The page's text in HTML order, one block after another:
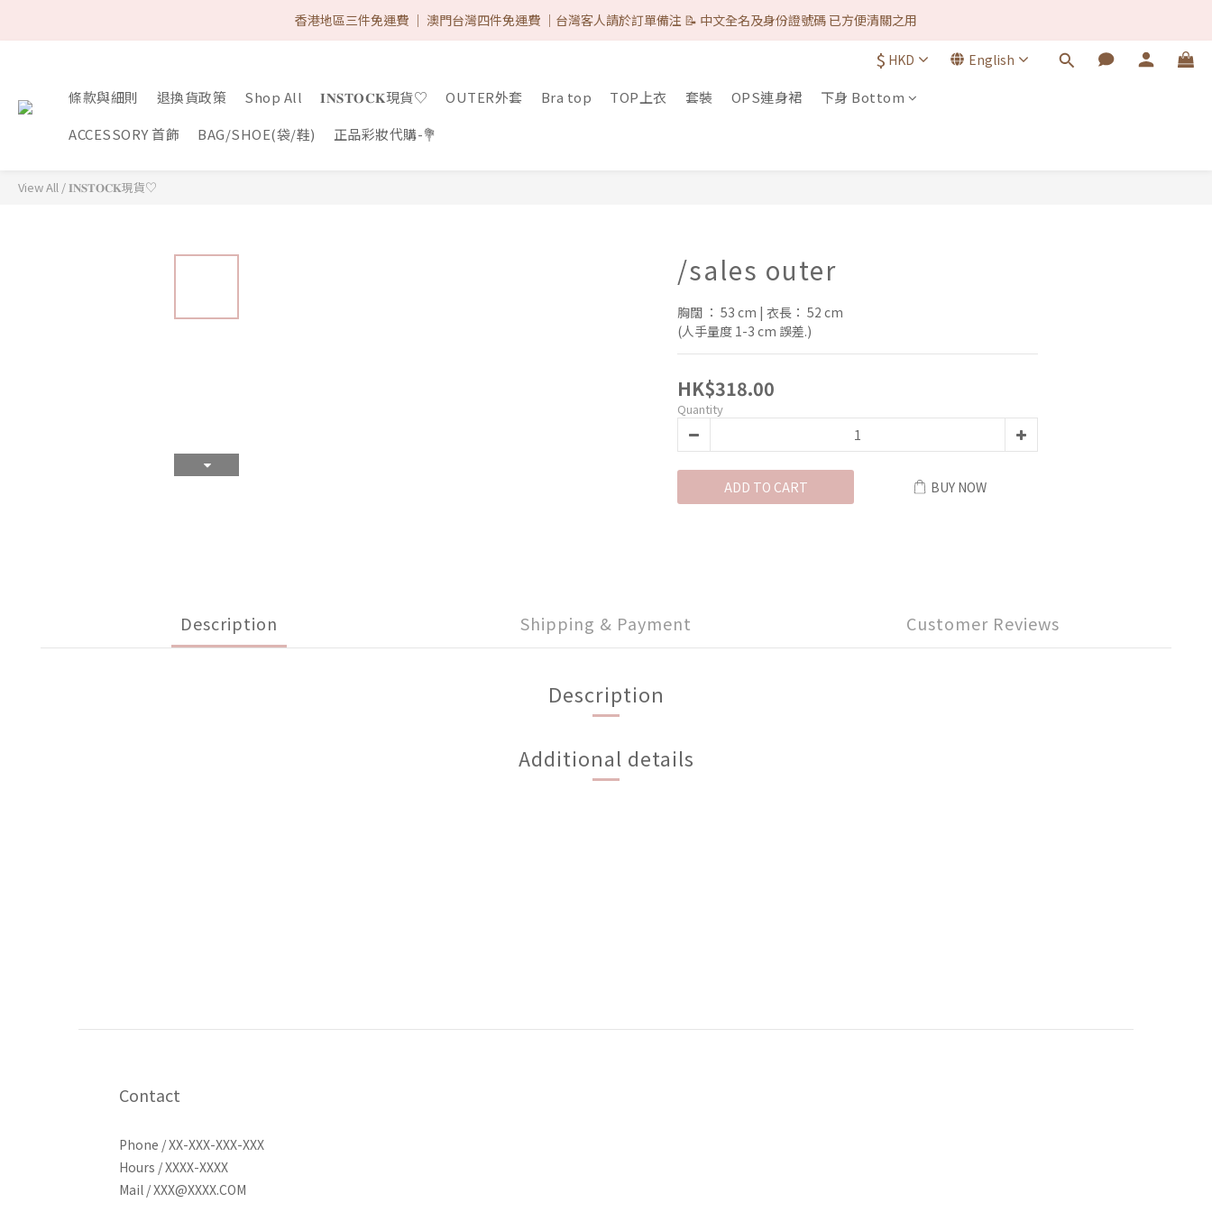
首次購物優惠 Follow IG & Like 3 posts 可減-$8 ♡（完成後DM取優惠代碼）/ 網站所有的付款方式 1律免手續費. ♡
香港地區三件免運費 ｜ 澳門台灣四件免運費 ｜台灣客人請於訂單備注 📝 中文全名及身份證號碼 已方便清關之用
首次購物優惠 Follow IG & Like 3 posts 可減-$8 ♡（完成後DM取優惠代碼）/ 網站所有的付款方式 1律免手續費. ♡
$ HKD English
條款與細則 退換貨政策 Shop All 𝐈𝐍𝐒𝐓𝐎𝐂𝐊現貨♡ OUTER外套 Bra top TOP上衣 套裝 OPS連身裙
下身 Bottom
ACCESSORY 首飾
BAG/SHOE(袋/鞋) 正品彩妝代購-💐
View All /𝐈𝐍𝐒𝐓𝐎𝐂𝐊現貨♡
/sales outer
胸闊 ： 53 cm | 衣長： 52 cm
(人手量度 1-3 cm 誤差.)
HK$318.00
Quantity
ADD TO CART BUY NOW
Description Shipping & Payment Customer Reviews
Description
Additional details
Contact
Phone / XX-XXX-XXX-XXX
Hours / XXXX-XXXX
Mail / XXX@XXXX.COM